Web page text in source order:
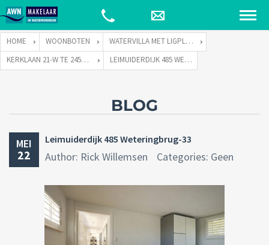
HOME WOONBOTEN
WATERVILLA MET LIGPLAATS
KERKLAAN 21-W TE 2451 VX LEIMUIDEN
LEIMUIDERDIJK 485 WETERINGBRUG-33
BLOG
MEI
22
Leimuiderdijk 485 Weteringbrug-33
Author: Rick Willemsen Categories: Geen